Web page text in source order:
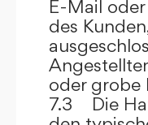
E-Mail
des
oder grobe
7.3 Die